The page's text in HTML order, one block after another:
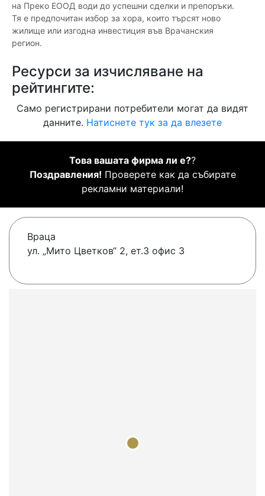
на Преко ЕООД води до успешни сделки и препоръки.
Тя е предпочитан избор за хора, които търсят ново
жилище или изгодна инвестиция във Врачанския
регион.
Ресурси за изчисляване на
рейтингите:
Само регистрирани потребители могат да видят
данните. Натиснете тук за да влезете
Това вашата фирма ли е??
Поздравления! Проверете как да събирате
рекламни материали!
Враца
ул. „Мито Цветков“ 2, ет.3 офис 3